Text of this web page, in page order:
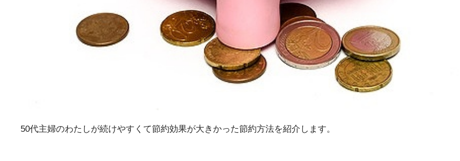
50代主婦のわたしが続けやすくて節約効果が大きかった節約方法を紹介します。